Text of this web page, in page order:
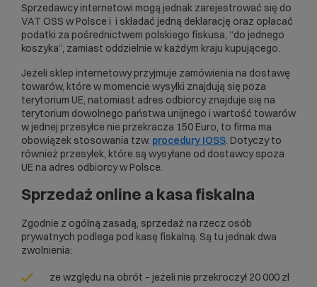
Sprzedawcy internetowi mogą jednak zarejestrować się do
VAT OSS w Polsce i i składać jedną deklarację oraz opłacać
podatki za pośrednictwem polskiego fiskusa, “do jednego
koszyka”, zamiast oddzielnie w każdym kraju kupującego.
Jeżeli sklep internetowy przyjmuje zamówienia na dostawę
towarów, które w momencie wysyłki znajdują się poza
terytorium UE, natomiast adres odbiorcy znajduje się na
terytorium dowolnego państwa unijnego i wartość towarów
w jednej przesyłce nie przekracza 150 Euro, to firma ma
obowiązek stosowania tzw. procedury IOSS. Dotyczy to
również przesyłek, które są wysyłane od dostawcy spoza
UE na adres odbiorcy w Polsce.
Sprzedaż online a kasa fiskalna
Zgodnie z ogólną zasadą, sprzedaż na rzecz osób
prywatnych podlega pod kasę fiskalną. Są tu jednak dwa
zwolnienia:
ze względu na obrót – jeżeli nie przekroczył 20 000 zł